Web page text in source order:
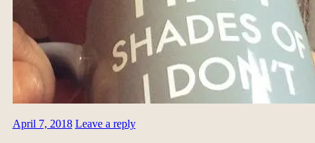
April 7, 2018 Leave a reply